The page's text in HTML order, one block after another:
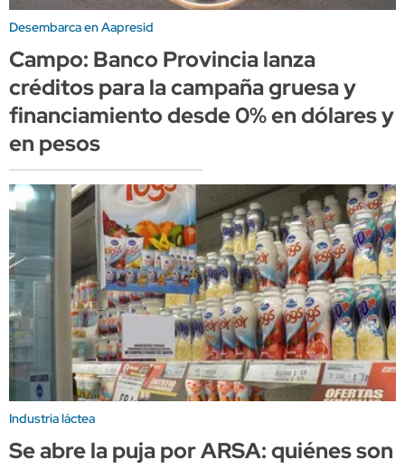
Desembarca en Aapresid
Campo: Banco Provincia lanza
créditos para la campaña gruesa y
financiamiento desde 0% en dólares y
en pesos
Industria láctea
Se abre la puja por ARSA: quiénes son